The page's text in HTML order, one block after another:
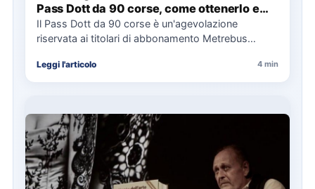
Pass Dott da 90 corse, come ottenerlo e
cosa spetta in caso di disservizi
Il Pass Dott da 90 corse è un'agevolazione
riservata ai titolari di abbonamento Metrebus
Leggi l'articolo 4 min